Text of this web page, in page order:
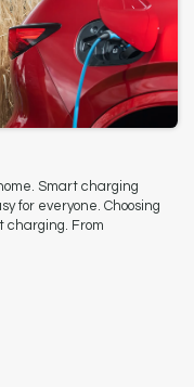
Smart charging
for everyone. Choosing
charging. From